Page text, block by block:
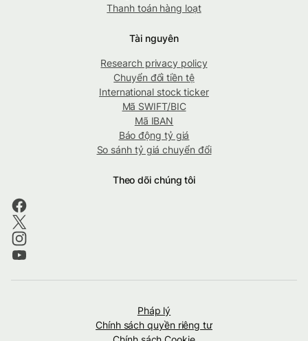
Thanh toán hàng loạt
Tài nguyên
Research privacy policy
Chuyển đổi tiền tệ
International stock ticker
Mã SWIFT/BIC
Mã IBAN
Báo động tỷ giá
So sánh tỷ giá chuyển đổi
Theo dõi chúng tôi
Pháp lý
Chính sách quyền riêng tư